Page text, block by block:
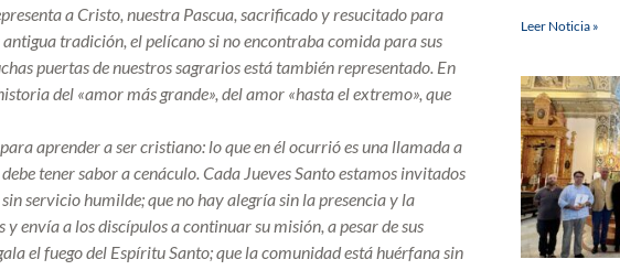
a Cristo, nuestra Pascua, sacrificado y resucitado para
tradición, el pelícano si no encontraba comida para sus
puertas de nuestros sagrarios está también representado. En
del «amor más grande», del amor «hasta el extremo», que
aprender a ser cristiano: lo que en él ocurrió es una llamada a
tener sabor a cenáculo. Cada Jueves Santo estamos invitados
servicio humilde; que no hay alegría sin la presencia y la
envía a los discípulos a continuar su misión, a pesar de sus
el fuego del Espíritu Santo; que la comunidad está huérfana sin
Leer Noticia »